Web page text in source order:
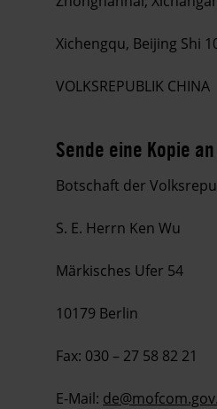
Xichengqu, Beijing Shi
VOLKSREPUBLIK CHINA
Sende eine Kopie an
Botschaft der
S. E. Herrn Ken Wu
Märkisches Ufer 54
10179 Berlin
Fax: 030 – 27 58 82 21
E-Mail: